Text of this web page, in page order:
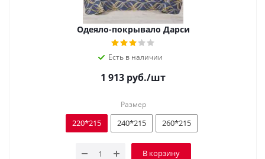
Одеяло-покрывало Дарси
Есть в наличии
1 913 руб./шт
Размер
220*215 240*215 260*215
В корзину